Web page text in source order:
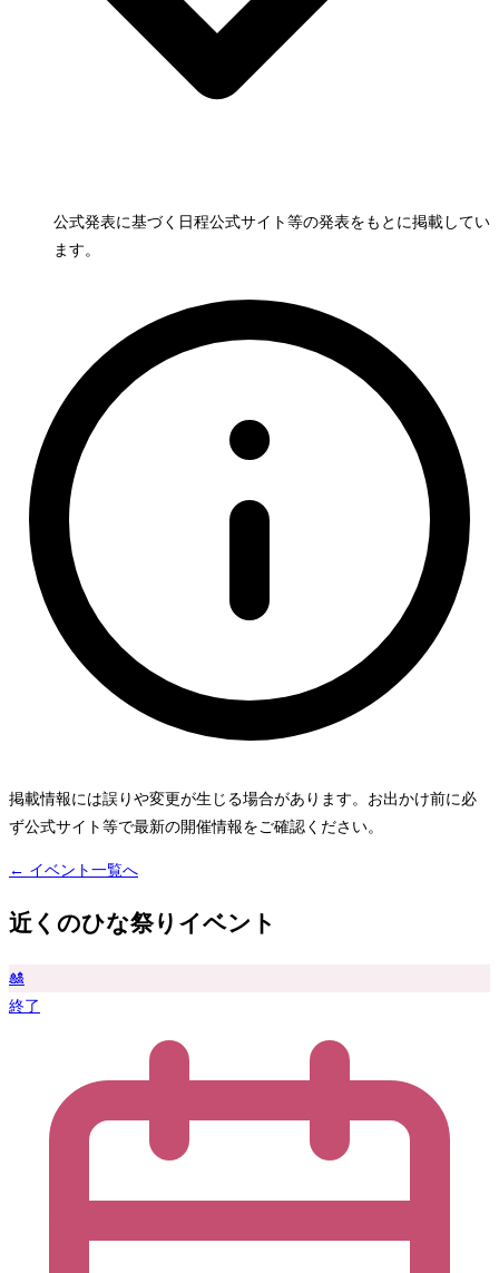
公式発表に基づく日程公式サイト等の発表をもとに掲載してい
ます。
掲載情報には誤りや変更が生じる場合があります。お出かけ前に必
ず公式サイト等で最新の開催情報をご確認ください。
← イベント一覧へ
近くのひな祭りイベント
🎎
終了